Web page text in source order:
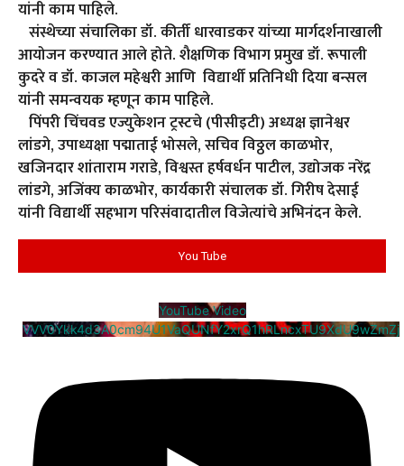
यांनी काम पाहिले.
संस्थेच्या संचालिका डॉ. कीर्ती धारवाडकर यांच्या मार्गदर्शनाखाली
आयोजन करण्यात आले होते. शैक्षणिक विभाग प्रमुख डॉ. रूपाली
कुदरे व डॉ. काजल महेश्वरी आणि विद्यार्थी प्रतिनिधी दिया बन्सल
यांनी समन्वयक म्हणून काम पाहिले.
पिंपरी चिंचवड एज्युकेशन ट्रस्टचे (पीसीइटी) अध्यक्ष ज्ञानेश्वर
लांडगे, उपाध्यक्षा पद्माताई भोसले, सचिव विठ्ठल काळभोर,
खजिनदार शांताराम गराडे, विश्वस्त हर्षवर्धन पाटील, उद्योजक नरेंद्र
लांडगे, अजिंक्य काळभोर, कार्यकारी संचालक डॉ. गिरीष देसाई
यांनी विद्यार्थी सहभाग परिसंवादातील विजेत्यांचे अभिनंदन केले.
You Tube
YouTube Video
VVV0Ykk4d3A0cm94U1VaQUNfY2xrQ1hRLncxTU9XdU9wZmZj